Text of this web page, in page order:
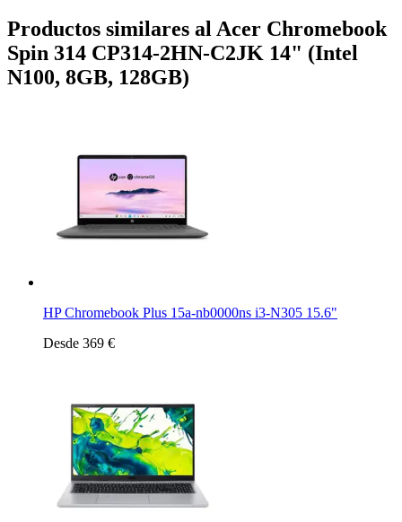
Productos similares al Acer Chromebook
Spin 314 CP314-2HN-C2JK 14" (Intel
N100, 8GB, 128GB)
HP Chromebook Plus 15a-nb0000ns i3-N305 15.6"
Desde 369 €